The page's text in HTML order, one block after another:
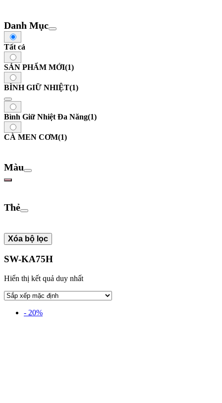
Danh Mục
Tất cả
SẢN PHẨM MỚI(1)
BÌNH GIỮ NHIỆT(1)
Bình Giữ Nhiệt Đa Năng(1)
CÀ MEN CƠM(1)
Màu
Thẻ
Xóa bộ lọc
SW-KA75H
Hiển thị kết quả duy nhất
- 20%